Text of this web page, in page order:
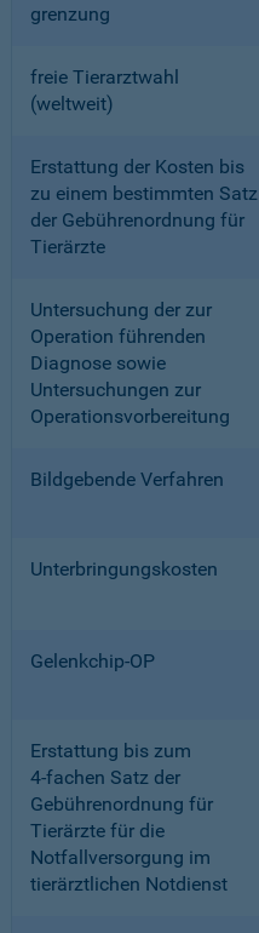
grenzung
freie Tierarztwahl
(weltweit)
Erstattung der Kosten bis
zu einem bestimmten Satz
der Gebührenordnung für
Tierärzte
Untersuchung der zur
Operation führenden
Diagnose sowie
Untersuchungen zur
Operationsvorbereitung
Bildgebende Verfahren
Unterbringungskosten
Gelenkchip-OP
Erstattung bis zum
4-fachen Satz der
Gebührenordnung für
Tierärzte für die
Notfallversorgung im
tierärztlichen Notdienst